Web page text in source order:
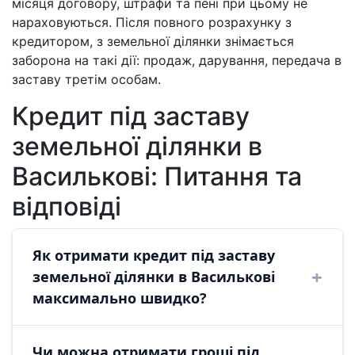
місяця договору, штрафи та пені при цьому не
нараховуються. Після повного розрахунку з
кредитором, з земельної ділянки знімається
заборона на такі дії: продаж, дарування, передача в
заставу третім особам.
Кредит під заставу
земельної ділянки в
Василькові: Питання та
відповіді
Як отримати кредит під заставу
земельної ділянки в Василькові
максимально швидко?